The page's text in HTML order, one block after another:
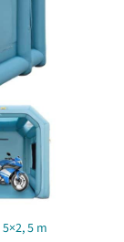
5 m